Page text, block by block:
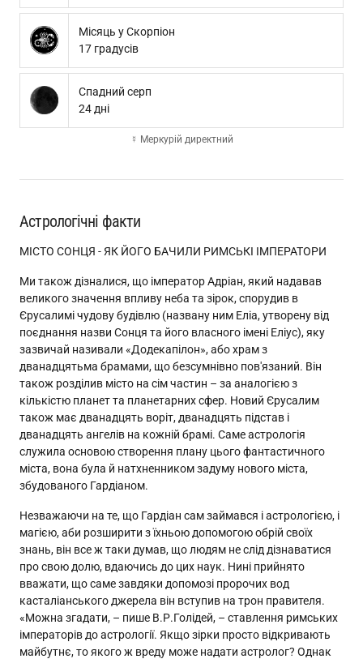
Місяць у Скорпіон
17 градусів
Спадний серп
24 дні
☿ Меркурій директний
Астрологічні факти
МІСТО СОНЦЯ - ЯК ЙОГО БАЧИЛИ РИМСЬКІ ІМПЕРАТОРИ
Ми також дізналися, що імператор Адріан, який надавав
великого значення впливу неба та зірок, спорудив в
Єрусалимі чудову будівлю (названу ним Еліа, утворену від
поєднання назви Сонця та його власного імені Еліус), яку
зазвичай називали «Додекапілон», або храм з
дванадцятьма брамами, що безсумнівно пов'язаний. Він
також розділив місто на сім частин – за аналогією з
кількістю планет та планетарних сфер. Новий Єрусалим
також має дванадцять воріт, дванадцять підстав і
дванадцять ангелів на кожній брамі. Саме астрологія
служила основою створення плану цього фантастичного
міста, вона була й натхненником задуму нового міста,
збудованого Гардіаном.
Незважаючи на те, що Гардіан сам займався і астрологією, і
магією, аби розширити з їхньою допомогою обрій своїх
знань, він все ж таки думав, що людям не слід дізнаватися
про свою долю, вдаючись до цих наук. Нині прийнято
вважати, що саме завдяки допомозі пророчих вод
касталіанського джерела він вступив на трон правителя.
«Можна згадати, – пише В.Р.Голідей, – ставлення римських
імператорів до астрології. Якщо зірки просто відкривають
майбутнє, то якого ж вреду може надати астролог? Однак